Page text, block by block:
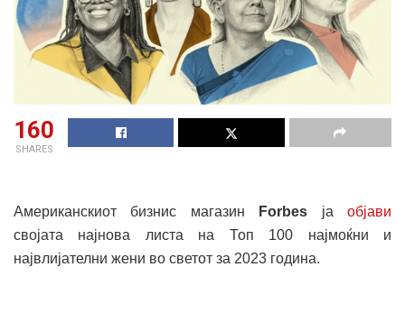
160
SHARES
Американскиот бизнис магазин Forbes јаобјави
својата најнова листа на Топ 100 најмоќни и
највлијателни жени во светот за 2023 година.